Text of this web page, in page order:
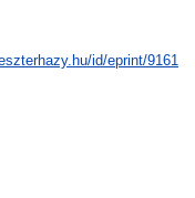
id/eprint/9161